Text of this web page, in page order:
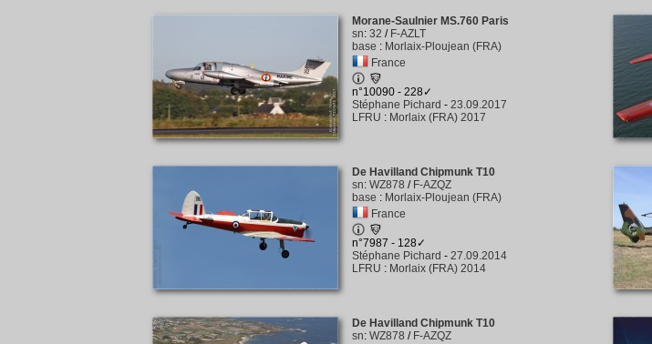
Morane-Saulnier MS.760 Paris
sn: 32 / F-AZLT
base : Morlaix-Ploujean (FRA)
France
n°10090 - 228✓
Stéphane Pichard - 23.09.2017
LFRU : Morlaix (FRA) 2017
De Havilland Chipmunk T10
sn: WZ878 / F-AZQZ
base : Morlaix-Ploujean (FRA)
France
n°7987 - 128✓
Stéphane Pichard - 27.09.2014
LFRU : Morlaix (FRA) 2014
De Havilland Chipmunk T10
sn: WZ878 / F-AZQZ